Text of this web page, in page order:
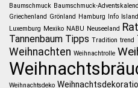
Baumschmuck Baumschmuck-
Griechenland Grönland Hamburg Info Island
Luxemburg Mexiko NABU Neuseeland
Tannenbaum Tipps Tradition trend
Weihnachten Weihnachtrolle
Weihnachtsdeko